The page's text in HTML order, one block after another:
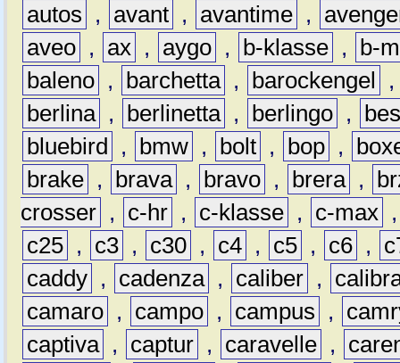
autos
, avant , avantime ,
aveo , ax , aygo , b-klasse ,
b-
baleno , barchetta , barockengel
berlina , berlinetta , berlingo ,
bluebird
, bmw , bolt , bop ,
brake , brava , bravo , brera ,
crosser , c-hr , c-klasse , c-max
c25 , c3 , c30 , c4 , c5 , c6 ,
caddy , cadenza , caliber ,
camaro , campo , campus ,
captiva , captur , caravelle ,